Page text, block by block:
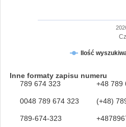
Ilość
Inne formaty zapisu numeru
789 674 323
+48 789
0048 789 674 323 (+48)
789-674-323